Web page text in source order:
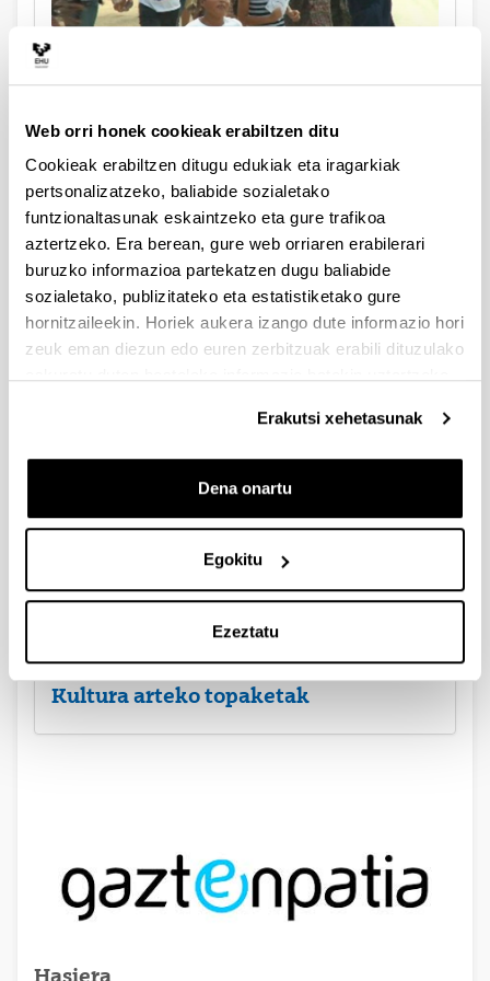
Web orri honek cookieak erabiltzen ditu
Cookieak erabiltzen ditugu edukiak eta iragarkiak
pertsonalizatzeko, baliabide sozialetako
funtzionaltasunak eskaintzeko eta gure trafikoa
aztertzeko. Era berean, gure web orriaren erabilerari
buruzko informazioa partekatzen dugu baliabide
sozialetako, publizitateko eta estatistiketako gure
hornitzaileekin. Horiek aukera izango dute informazio hori
zeuk eman diezun edo euren zerbitzuak erabili dituzulako
Erakutsi xehetasunak
Dena onartu
Egokitu
Ezeztatu
Proiektuak
Kultura arteko topaketak
Hasiera